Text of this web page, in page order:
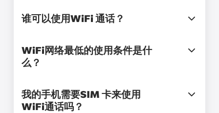
谁可以使用WiFi 通话？
WiFi网络最低的使用条件是什
么？
我的手机需要SIM 卡来使用
WiFi通话吗？